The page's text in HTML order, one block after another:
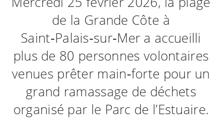
de la Grande Côte à
Saint‑Palais‑sur‑Mer a accueilli
plus de 80 personnes volontaires
venues prêter main‑forte pour un
grand ramassage de déchets
organisé par le Parc de l’Estuaire.